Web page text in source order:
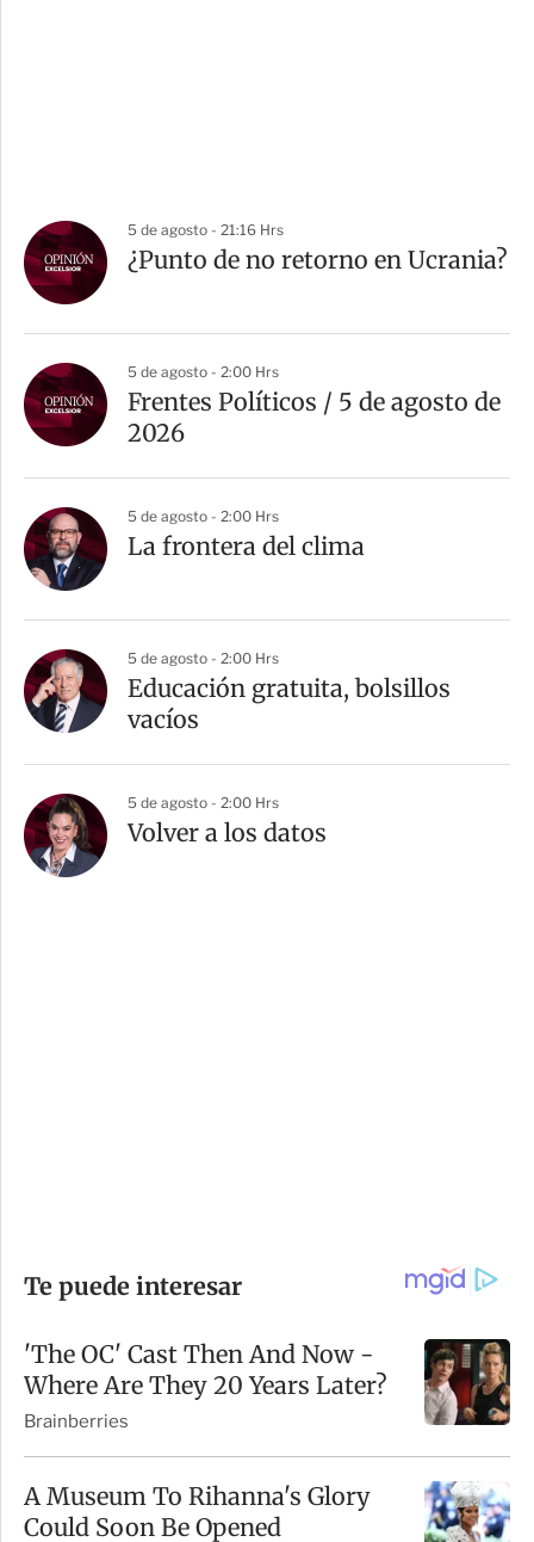
5 de agosto - 21:16 Hrs
¿Punto de no retorno en Ucrania?
5 de agosto - 2:00 Hrs
Frentes Políticos / 5 de agosto de
2026
5 de agosto - 2:00 Hrs
La frontera del clima
5 de agosto - 2:00 Hrs
Educación gratuita, bolsillos
vacíos
5 de agosto - 2:00 Hrs
Volver a los datos